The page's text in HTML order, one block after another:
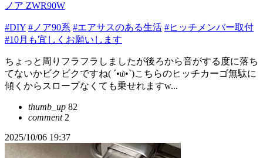
ノア ZWR90W
#DIY #ノア90系 #エアサスのある生活 #ヒッチメンバー取付
#10月も宜しくお願いします
ちょっと周りフラフラしましたが後ろから音がする度に落ち
てないかビクビクですね( ´•௰•`)こちらのヒッチカーゴ無駄に
傾くからスロープなくても乗せれますw...
thumb_up 82
comment2
2025/10/06 19:37